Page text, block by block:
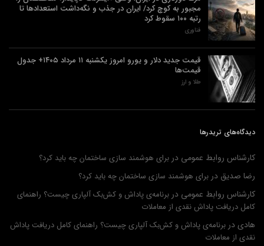
مجبور به کوچ کرد/ ایران در جذب و نگه‌داشت استعدادها تا
رتبه ۱۰۰ سقوط کرد
فناوری
قیمت جدید دلار و یورو امروز یکشنبه ۱۱ مرداد ۱۴۰۵+ جدول
قیمت‌ها
طلا و ارز
دیدگاه‌های تریدرها
کارشناس روابط عمومی در برای هوشمند سازی ساختمان چه باید کرد؟
رضا صدیق در برای هوشمند سازی ساختمان چه باید کرد؟
کارشناس روابط عمومی در برنامه‌ی پاداش و کش‌بک آلپاری چیست؟ راهنمای
کامل دریافت پاداش نقدی از معاملات
هادی در برنامه‌ی پاداش و کش‌بک آلپاری چیست؟ راهنمای کامل دریافت پاداش
نقدی از معاملات